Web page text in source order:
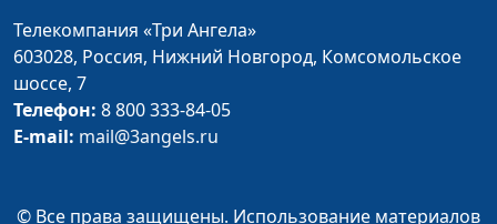
Зачем
контролировать
свою речь?
Игорь Кириченко,
#237
Телекомпания «Три Ангела»
603028, Россия, Нижний Новгород, Комсомольское
шоссе, 7
Телефон: 8 800 333-84-05
E-mail: mail@3angels.ru
© Все права защищены. Использование материалов